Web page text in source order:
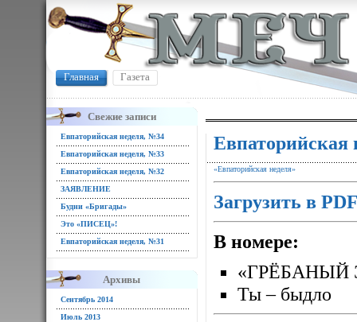
Главная Газета
Свежие записи
Евпаторийская неделя, №34
Евпаторийская неделя, №33
Евпаторийская неделя, №32
ЗАЯВЛЕНИЕ
Будни «Бригады»
Это «ПИСЕЦ»!
Евпаторийская неделя, №31
Архивы
Сентябрь 2014
Июль 2013
Евпаторийская
«Евпаторийская неделя»
Загрузить в
В номере:
«ГРЁБАНЫЙ
Ты – быдло